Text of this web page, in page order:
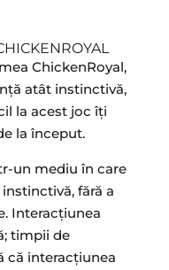
ChickenRoyal,
atât instinctivă,
la acest joc îți
la început.
un mediu în care
fără a
Interacțiunea
timpii de
că interacțiunea